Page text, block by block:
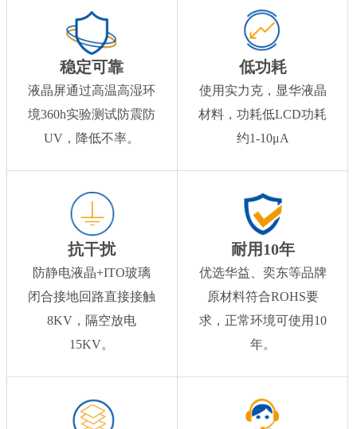
稳定可靠
液晶屏通过高温高湿环
境360h实验测试防震防
UV，降低不率。
低功耗
使用实力克，显华液晶
材料，功耗低LCD功耗
约1-10μA
抗干扰
防静电液晶+ITO玻璃
闭合接地回路直接接触
8KV，隔空放电
15KV。
耐用10年
优选华益、奕东等品牌
原材料符合ROHS要
求，正常环境可使用10
年。